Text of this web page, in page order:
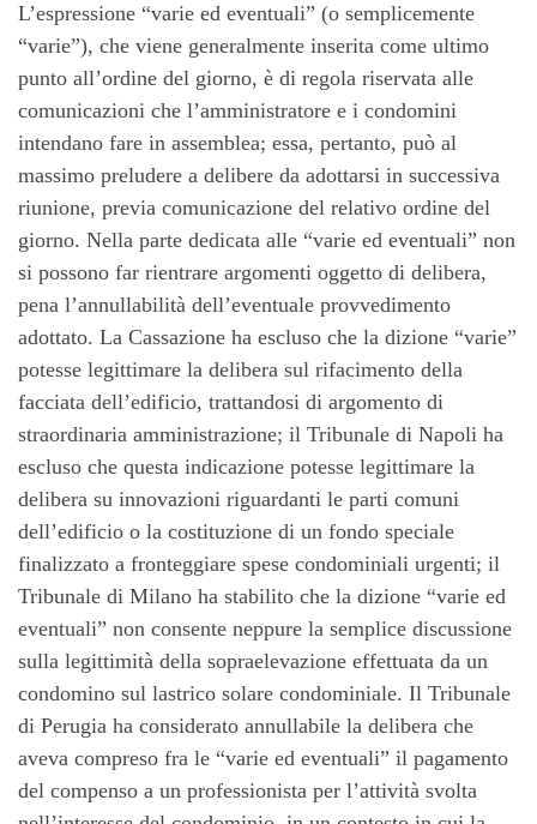
L’espressione “varie ed eventuali” (o semplicemente
“varie”), che viene generalmente inserita come ultimo
punto all’ordine del giorno, è di regola riservata alle
comunicazioni che l’amministratore e i condomini
intendano fare in assemblea; essa, pertanto, può al
massimo preludere a delibere da adottarsi in successiva
riunione, previa comunicazione del relativo ordine del
giorno. Nella parte dedicata alle “varie ed eventuali” non
si possono far rientrare argomenti oggetto di delibera,
pena l’annullabilità dell’eventuale provvedimento
adottato. La Cassazione ha escluso che la dizione “varie”
potesse legittimare la delibera sul rifacimento della
facciata dell’edificio, trattandosi di argomento di
straordinaria amministrazione; il Tribunale di Napoli ha
escluso che questa indicazione potesse legittimare la
delibera su innovazioni riguardanti le parti comuni
dell’edificio o la costituzione di un fondo speciale
finalizzato a fronteggiare spese condominiali urgenti; il
Tribunale di Milano ha stabilito che la dizione “varie ed
eventuali” non consente neppure la semplice discussione
sulla legittimità della sopraelevazione effettuata da un
condomino sul lastrico solare condominiale. Il Tribunale
di Perugia ha considerato annullabile la delibera che
aveva compreso fra le “varie ed eventuali” il pagamento
del compenso a un professionista per l’attività svolta